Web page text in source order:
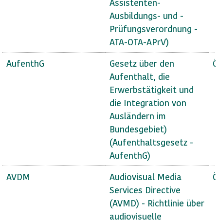
Assistenten-
Ausbildungs- und -
Prüfungsverordnung -
ATA-OTA-APrV)
AufenthG
Gesetz über den
Aufenthalt, die
Erwerbstätigkeit und
die Integration von
Ausländern im
Bundesgebiet)
(Aufenthaltsgesetz -
AufenthG)
AVDM
Audiovisual Media
Services Directive
(AVMD) - Richtlinie über
audiovisuelle